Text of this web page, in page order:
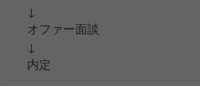
↓
オファー面談
↓
内定